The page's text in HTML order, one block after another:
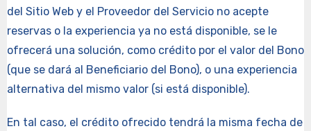
del Sitio Web y el Proveedor del Servicio no acepte
reservas o la experiencia ya no está disponible, se le
ofrecerá una solución, como crédito por el valor del Bono
(que se dará al Beneficiario del Bono), o una experiencia
alternativa del mismo valor (si está disponible).
En tal caso, el crédito ofrecido tendrá la misma fecha de